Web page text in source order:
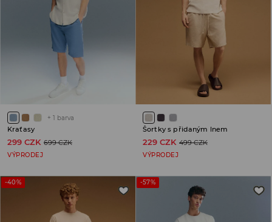
+ 1 barva
Kraťasy
299 CZK 699 CZK
VÝPRODEJ
Šortky s přidaným lnem
229 CZK 499 CZK
VÝPRODEJ
-40% -57%